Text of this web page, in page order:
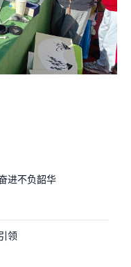
进不负韶华
领